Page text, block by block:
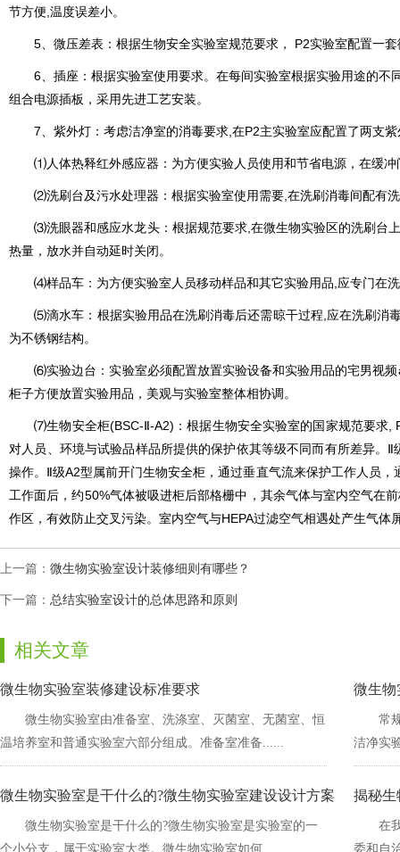
节方便,温度误差小。
5、微压差表：根据生物安全实验室规范要求， P2实验室配置
6、插座：根据实验室使用要求。在每间实验室根据实验用途的不
组合电源插板，采用先进工艺安装。
7、紫外灯：考虑洁净室的消毒要求,在P2主实验室应配置了两支紫
⑴人体热释红外感应器：为方便实验人员使用和节省电源，在缓冲
⑵洗刷台及污水处理器：根据实验室使用需要,在洗刷消毒间配有
⑶洗眼器和感应水龙头：根据规范要求,在微生物实验区的洗刷台上面配
热量，放水并自动延时关闭。
⑷样品车：为方便实验室人员移动样品和其它实验用品,应专门在
⑸滴水车：根据实验用品在洗刷消毒后还需晾干过程,应在洗刷消
为不锈钢结构。
⑹实验边台 ：实验室必须配置放置实验设备和实验用品的宅男视
柜子方便放置实验用品，美观与实验室整体相协调。
⑺生物安全柜(BSC-Ⅱ-A2)：根据生物安全实验室的国家规范要求,
对人员、环境与试验品样品所提供的保护依其等级不同而有所差异。Ⅱ
操作。Ⅱ级A2型属前开门生物安全柜，通过垂直气流来保护工作人员
工作面后，约50%气体被吸进柜后部格栅中，其余气体与室内空
作区，有效防止交叉污染。室内空气与HEPA过滤空气相遇处产生
上一篇： 微生物实验室设计装修细则有哪些？
下一篇： 总结实验室设计的总体思路和原则
相关文章
微生物实验室装修建设标准要求
微生物实验室由准备室、洗涤室、灭菌室、无菌室、恒
温培养室和普通实验室六部分组成。准备室准备......
微生物
常
洁净实
微生物实验室是干什么的?微生物实验室建设设计方案
微生物实验室是干什么的?微生物实验室是实验室的一
个小分支，属于实验室大类。微生物实验室如何......
揭秘
在
委和自